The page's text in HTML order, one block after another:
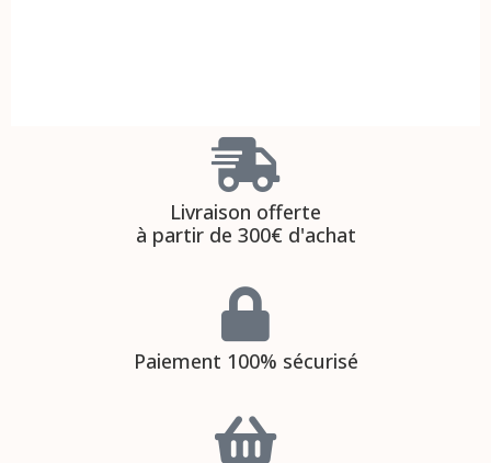
Livraison offerte
à partir de 300€ d'achat
Paiement 100% sécurisé